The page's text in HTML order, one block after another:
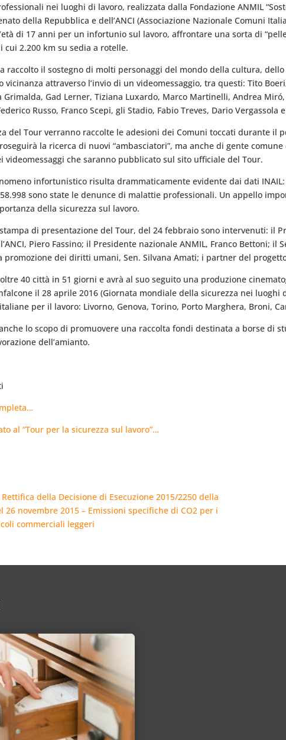
nei luoghi di lavoro, realizzata dalla Fondazione ANMIL
della Repubblica e dell’ANCI (Associazione Nazionale Comuni
di 17 anni per un infortunio sul lavoro, affrontare una sorta di
cui 2.200 km su sedia a rotelle.
raccolto il sostegno di molti personaggi del mondo della cultura,
vicinanza attraverso l’invio di un videomessaggio, tra questi: Tito
Grimalda, Gad Lerner, Tiziana Luxardo, Marco Martinelli, Andrea
Russo, Franco Scepi, gli Stadio, Fabio Treves, Dario Vergassola
del Tour verranno raccolte le adesioni dei Comuni toccati durante il
la ricerca di nuovi “ambasciatori”, ma anche di gente
videomessaggi che saranno pubblicato sul sito ufficiale del Tour.
infortunistico risulta drammaticamente evidente dai dati
sono state le denunce di malattie professionali. Un appello
della sicurezza sul lavoro.
di presentazione del Tour, del 24 febbraio sono intervenuti: il
Piero Fassino; il Presidente nazionale ANMIL, Franco Bettoni;
promozione dei diritti umani, Sen. Silvana Amati; i partner del
40 città in 51 giorni e avrà al suo seguito una produzione
il 28 aprile 2016 (Giornata mondiale della sicurezza nei
per il lavoro: Livorno, Genova, Torino, Porto Marghera, Broni,
lo scopo di promuovere una raccolta fondi destinata a borse
dell’amianto.
al “Tour per la sicurezza sul lavoro”…
Rettifica della Decisione di Esecuzione 2015/2250 della
26 novembre 2015 – Emissioni specifiche di CO2 per i
commerciali leggeri